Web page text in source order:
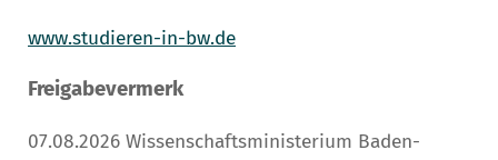
www.studieren-in-bw.de
Freigabevermerk
07.08.2026 Wissenschaftsministerium Baden-